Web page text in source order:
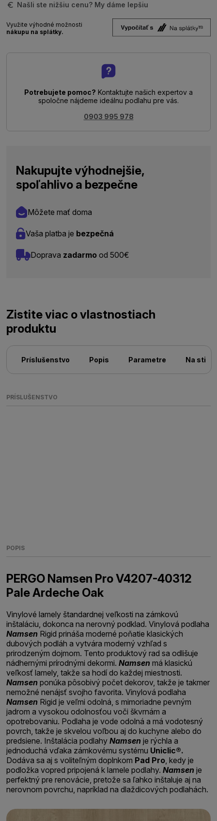
Našli ste nižšiu cenu? My dáme lepšiu
Využite výhodné možnosti
nákupu na splátky.
Potrebujete pomoc? Kontaktujte našich expertov a
spoločne nájdeme ideálnu podlahu pre vás.
0903 995 978
Nakupujte výhodnejšie,
spoľahlivo a bezpečne
Môžete mať doma
Vaša platba je bezpečná
Doprava zadarmo od 500€
Zistite viac o vlastnostiach
produktu
Príslušenstvo Popis Parametre Na
PRÍSLUŠENSTVO
POPIS
PERGO Namsen Pro V4207-40312
Pale Ardeche Oak
Vinylové lamely štandardnej veľkosti na zámkovú
inštaláciu, dokonca na nerovný podklad. Vinylová podlaha
Namsen Rigid prináša moderné poňatie klasických
dubových podláh a vytvára moderný vzhľad s
prirodzeným dojmom. Tento produktový rad sa odlišuje
nádhernými prírodnými dekormi.Namsen má klasickú
veľkosť lamely, takže sa hodí do každej miestnosti.
Namsen ponúka pôsobivý počet dekorov, takže je takmer
nemožné nenájsť svojho favorita. Vinylová podlaha
Namsen Rigid je veľmi odolná, s mimoriadne pevným
jadrom a vysokou odolnosťou voči škvrnám a
opotrebovaniu. Podlaha je vode odolná a má vodotesný
povrch, takže je skvelou voľbou aj do kuchyne alebo do
predsiene. Inštalácia podlahy Namsen je rýchla a
jednoduchá vďaka zámkovému systému Uniclic®.
Dodáva sa aj s voliteľným doplnkom Pad Pro , kedy je
podložka vopred pripojená k lamele podlahy.Namsen je
perfektný pre renovácie, pretože sa ľahko inštaluje aj na
nerovnom povrchu, napríklad na dlaždicových podlahách.